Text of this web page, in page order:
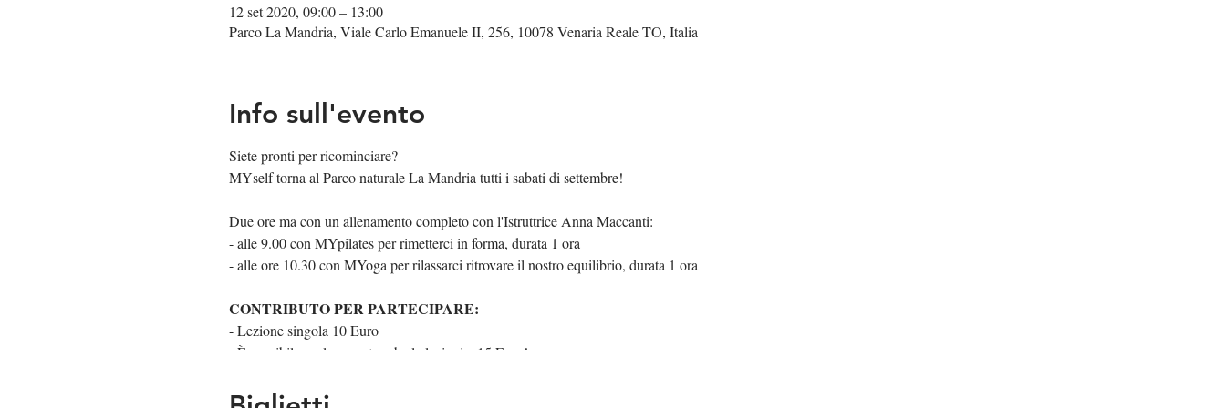
12 set 2020, 09:00 – 13:00
Parco La Mandria, Viale Carlo Emanuele II, 256, 10078 Venaria Reale TO, Italia
Info sull'evento
Siete pronti per ricominciare?
MYself torna al Parco naturale La Mandria tutti i sabati di settembre!
Due ore ma con un allenamento completo con l'Istruttrice Anna Maccanti:
- alle 9.00 con MYpilates per rimetterci in forma, durata 1 ora
- alle ore 10.30 con MYoga per rilassarci ritrovare il nostro equilibrio, durata 1 ora
CONTRIBUTO PER PARTECIPARE:
- Lezione singola 10 Euro
- È possibile svolgere entrambe le lezioni a 15 Euro!
PORTARE: